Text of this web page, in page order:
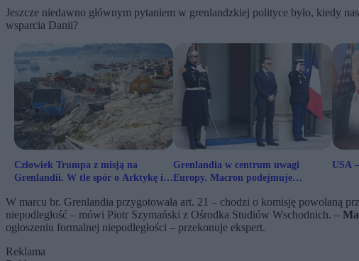
Jeszcze niedawno głównym pytaniem w grenlandzkiej polityce było, kiedy
wsparcia Danii?
Człowiek Trumpa z misją na
Grenlandii. W tle spór o Arktykę i
Grenlandia w centrum uwagi
Europy. Macron podejmuje
USA
W marcu br. Grenlandia przygotowała art. 21 – chodzi o komisję powołaną
niepodległość – mówi Piotr Szymański z Ośrodka Studiów Wschodnich. –
ogłoszeniu formalnej niepodległości – przekonuje ekspert.
Reklama